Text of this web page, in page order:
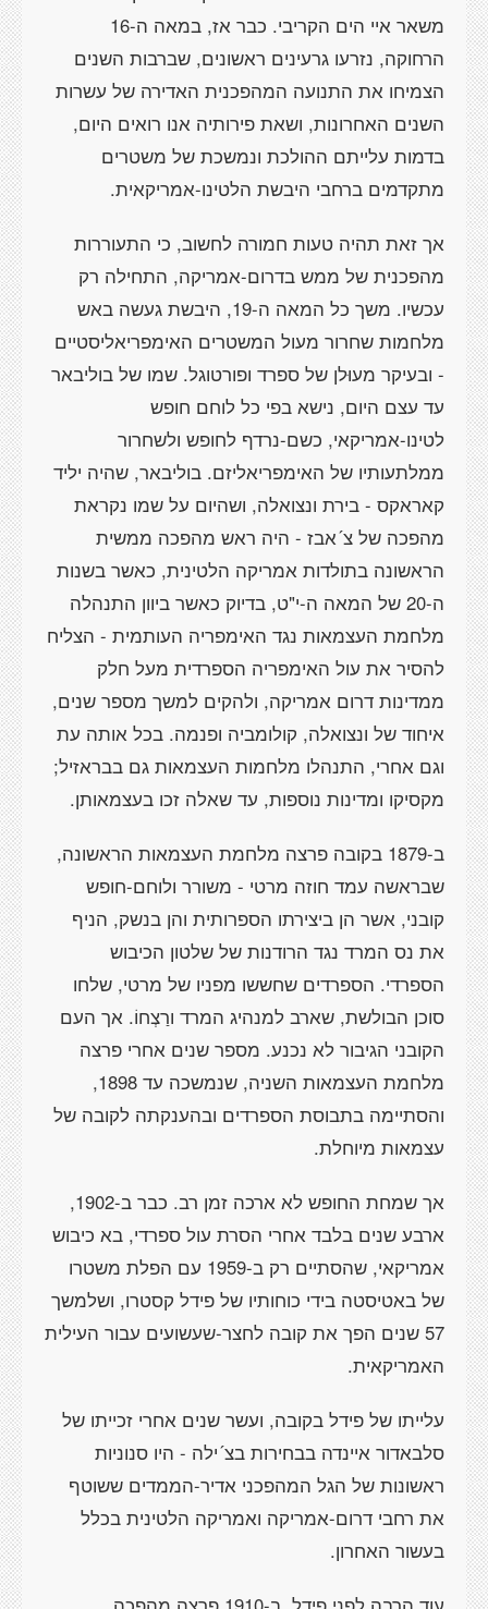
משאר איי הים הקריבי. כבר אז, במאה ה-16
הרחוקה, נזרעו גרעינים ראשונים, שברבות השנים
הצמיחו את התנועה המהפכנית האדירה של עשרות
השנים האחרונות, ושאת פירותיה אנו רואים היום,
בדמות עלייתם ההולכת ונמשכת של משטרים
מתקדמים ברחבי היבשת הלטינו-אמריקאית.
אך זאת תהיה טעות חמורה לחשוב, כי התעוררות
מהפכנית של ממש בדרום-אמריקה, התחילה רק
עכשיו. משך כל המאה ה-19, היבשת געשה באש
מלחמות שחרור מעול המשטרים האימפריאליסטיים
- ובעיקר מעוּלן של ספרד ופורטוגל. שמו של בוליבאר
עד עצם היום, נישא בפי כל לוחם חופש
לטינו-אמריקאי, כשם-נרדף לחופש ולשחרור
ממלתעותיו של האימפריאליזם. בוליבאר, שהיה יליד
קאראקס - בירת ונצואלה, ושהיום על שמו נקראת
מהפכה של צ´אבז - היה ראש מהפכה ממשית
הראשונה בתולדות אמריקה הלטינית, כאשר בשנות
ה-20 של המאה ה-י"ט, בדיוק כאשר ביוון התנהלה
מלחמת העצמאות נגד האימפריה העותמית - הצליח
להסיר את עול האימפריה הספרדית מעל חלק
ממדינות דרום אמריקה, ולהקים למשך מספר שנים,
איחוד של ונצואלה, קולומביה ופנמה. בכל אותה עת
וגם אחרי, התנהלו מלחמות העצמאות גם בבראזיל;
מקסיקו ומדינות נוספות, עד שאלה זכו בעצמאותן.
ב-1879 בקובה פרצה מלחמת העצמאות הראשונה,
שבראשה עמד חוזה מרטי - משורר ולוחם-חופש
קובני, אשר הן ביצירתו הספרותית והן בנשק, הניף
את נס המרד נגד הרודנות של שלטון הכיבוש
הספרדי. הספרדים שחששו מפניו של מרטי, שלחו
סוכן הבולשת, שארב למנהיג המרד ורַצְחוֹ. אך העם
הקובני הגיבור לא נכנע. מספר שנים אחרי פרצה
מלחמת העצמאות השניה, שנמשכה עד 1898,
והסתיימה בתבוסת הספרדים ובהענקתה לקובה של
עצמאות מיוחלת.
אך שמחת החופש לא ארכה זמן רב. כבר ב-1902,
ארבע שנים בלבד אחרי הסרת עול ספרדי, בא כיבוש
אמריקאי, שהסתיים רק ב-1959 עם הפלת משטרו
של באטיסטה בידי כוחותיו של פידל קסטרו, ושלמשך
57 שנים הפך את קובה לחצר-שעשועים עבור העילית
האמריקאית.
עלייתו של פידל בקובה, ועשר שנים אחרי זכייתו של
סלבאדור איינדה בבחירות בצ´ילה - היו סנוניות
ראשונות של הגל המהפכני אדיר-הממדים ששוטף
את רחבי דרום-אמריקה ואמריקה הלטינית בכלל
בעשור האחרון.